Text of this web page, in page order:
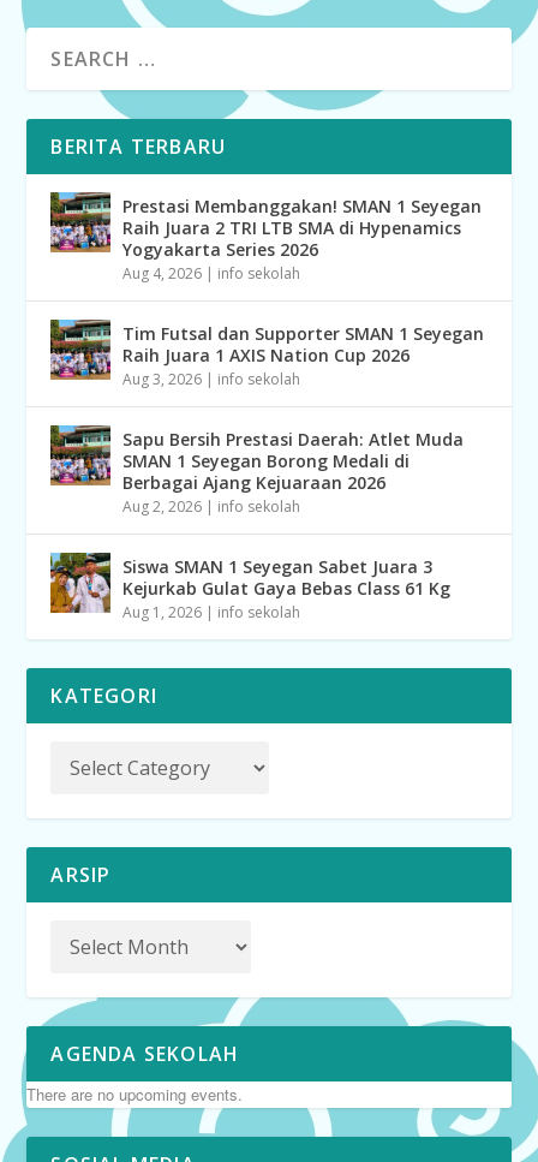
BERITA TERBARU
Prestasi Membanggakan! SMAN 1 Seyegan
Raih Juara 2 TRI LTB SMA di Hypenamics
Yogyakarta Series 2026
Aug 4, 2026 | info sekolah
Tim Futsal dan Supporter SMAN 1 Seyegan
Raih Juara 1 AXIS Nation Cup 2026
Aug 3, 2026 | info sekolah
Sapu Bersih Prestasi Daerah: Atlet Muda
SMAN 1 Seyegan Borong Medali di
Berbagai Ajang Kejuaraan 2026
Aug 2, 2026 | info sekolah
Siswa SMAN 1 Seyegan Sabet Juara 3
Kejurkab Gulat Gaya Bebas Class 61 Kg
Aug 1, 2026 | info sekolah
KATEGORI
ARSIP
AGENDA SEKOLAH
There are no upcoming events.